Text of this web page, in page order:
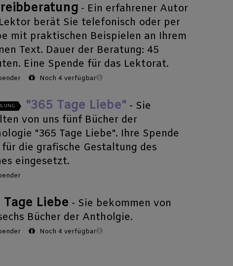
- Ein erfahrener Autor
berät Sie telefonisch oder per
mit praktischen Beispielen an Ihrem
Text. Dauer der Beratung: 45
Eine Spende für das Lektorat.
Noch 4 verfügbar
"365 Tage Liebe" - Sie
von uns fünf Bücher der
"365 Tage Liebe". Ihre Spende
die grafische Gestaltung des
eingesetzt.
Tage Liebe - Sie bekommen von
Bücher der Antholgie.
Noch 4 verfügbar